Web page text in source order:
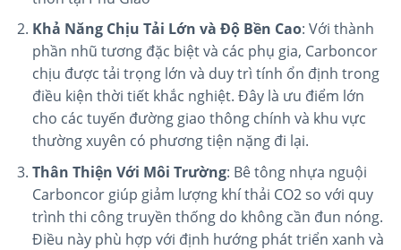
Khả Năng Chịu Tải Lớn và Độ Bền Cao: Với thành
phần nhũ tương đặc biệt và các phụ gia, Carboncor
chịu được tải trọng lớn và duy trì tính ổn định trong
điều kiện thời tiết khắc nghiệt. Đây là ưu điểm lớn
cho các tuyến đường giao thông chính và khu vực
thường xuyên có phương tiện nặng đi lại​.
Thân Thiện Với Môi Trường: Bê tông nhựa nguội
Carboncor giúp giảm lượng khí thải CO2 so với quy
trình thi công truyền thống do không cần đun nóng.
Điều này phù hợp với định hướng phát triển xanh và